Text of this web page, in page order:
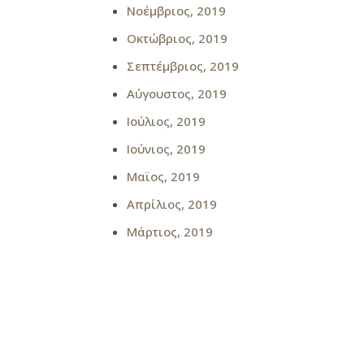
Νοέμβριος, 2019
Οκτώβριος, 2019
Σεπτέμβριος, 2019
Αύγουστος, 2019
Ιούλιος, 2019
Ιούνιος, 2019
Μαϊος, 2019
Απρίλιος, 2019
Μάρτιος, 2019